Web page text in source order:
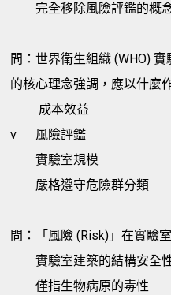
完全移除風險評鑑的概
問：世界衛生組織 (WHO)
的核心理念強調，應以什麼
成本效益
v
風險評鑑
實驗室規模
嚴格遵守危險群分類
問：「風險 (Risk)」在實驗
實驗室建築的結構安全
僅指生物病原的毒性